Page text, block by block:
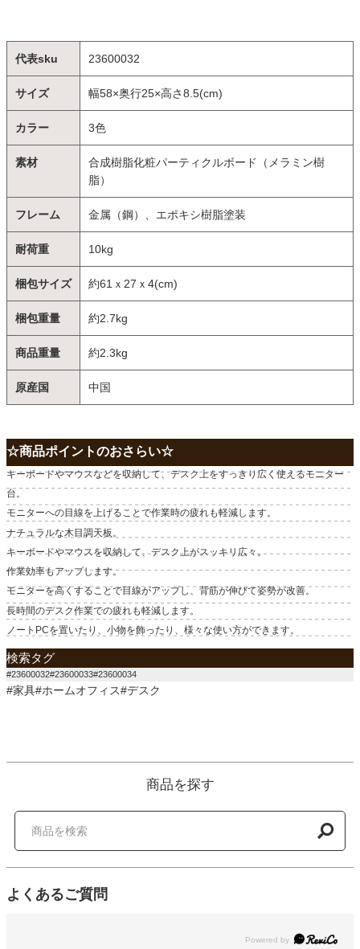
代表sku 23600032
サイズ 幅58×奥行25×高さ8.5(cm)
カラー 3色
素材
合成樹脂化粧パーティクルボード（メラミン樹
脂）
フレーム 金属（鋼）、エポキシ樹脂塗装
耐荷重 10kg
梱包サイズ 約61ｘ27ｘ4(cm)
梱包重量 約2.7kg
商品重量 約2.3kg
原産国 中国
☆商品ポイントのおさらい☆
キーボードやマウスなどを収納して、デスク上をすっきり広く使えるモニター
台。
モニターへの目線を上げることで作業時の疲れも軽減します。
ナチュラルな木目調天板。
キーボードやマウスを収納して、デスク上がスッキリ広々。
作業効率もアップします。
モニターを高くすることで目線がアップし、背筋が伸びて姿勢が改善。
長時間のデスク作業での疲れも軽減します。
ノートPCを置いたり、小物を飾ったり、様々な使い方ができます。
検索タグ
#23600032#23600033#23600034
#家具#ホームオフィス#デスク
商品を探す
よくあるご質問
Powered by